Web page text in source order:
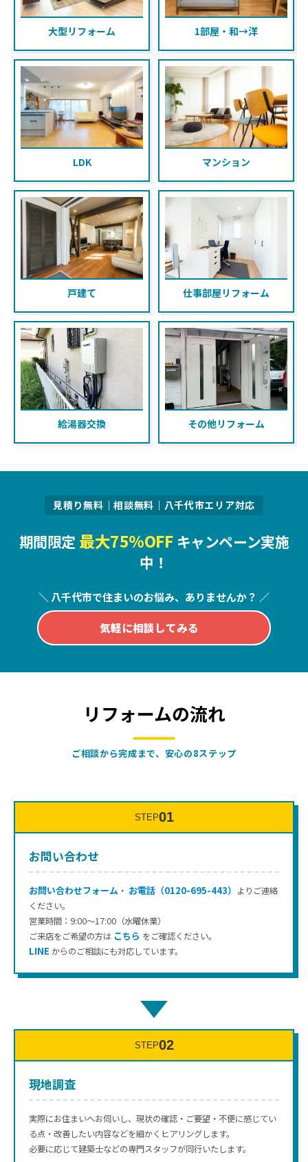
大型リフォーム 1部屋・和→洋
LDK マンション
戸建て 仕事部屋リフォーム
給湯器交換 その他リフォーム
見積り無料｜相談無料｜八千代市エリア対応
期間限定 最大75％OFF キャンペーン実施
中！
＼ 八千代市で住まいのお悩み、ありませんか？ ／
気軽に相談してみる
リフォームの流れ
ご相談から完成まで、安心の8ステップ
STEP01
お問い合わせ
お問い合わせフォーム ・ お電話（0120-695-443） よりご連絡
ください。
営業時間：9:00～17:00（水曜休業）
ご来店をご希望の方は こちら をご確認ください。
LINE からのご相談にも対応しています。
STEP02
現地調査
実際にお住まいへお伺いし、現状の確認・ご要望・不便に感じてい
る点・改善したい内容などを細かくヒアリングします。
必要に応じて建築士などの専門スタッフが同行いたします。